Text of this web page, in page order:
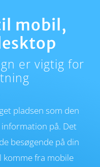
mobil,
er vigtig for
pladsen som den
på. Det
besøgende på din
komme fra mobile